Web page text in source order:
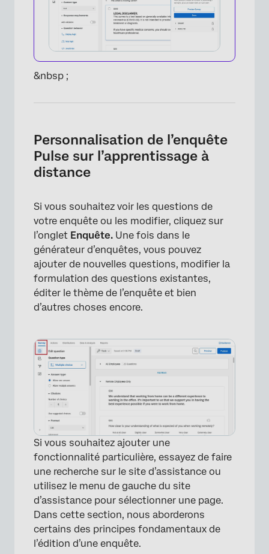
×
×
&nbsp ;
Personnalisation de l’enquête
Pulse sur l’apprentissage à
distance
Si vous souhaitez voir les questions de
votre enquête ou les modifier, cliquez sur
l’onglet Enquête. Une fois dans le
générateur d’enquêtes, vous pouvez
ajouter de nouvelles questions, modifier la
formulation des questions existantes,
éditer le thème de l’enquête et bien
d’autres choses encore.
Si vous souhaitez ajouter une
fonctionnalité particulière, essayez de faire
une recherche sur le site d’assistance ou
utilisez le menu de gauche du site
d’assistance pour sélectionner une page.
Dans cette section, nous aborderons
certains des principes fondamentaux de
l’édition d’une enquête.